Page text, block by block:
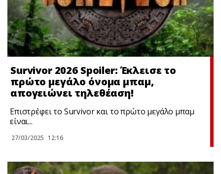
Survivor 2026 Spoiler: Έκλεισε το
πρώτο μεγάλο όνομα μπαμ,
απογειώνει τηλεθέαση!
Επιστρέφει το Survivor και το πρώτο μεγάλο μπαμ
είναι...
27/03/2025 12:16